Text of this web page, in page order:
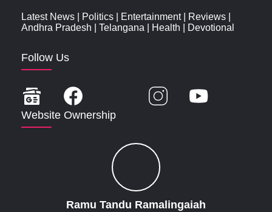
Latest News Politics Entertainment| Reviews
Andhra Pradesh
Telangana Health Devotional
Follow Us
Website Ownership
Ramu Tandu Ramalingaiah